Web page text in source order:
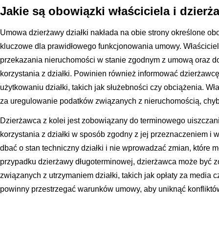
Jakie są obowiązki właściciela i
Umowa dzierżawy działki nakłada na obie strony określone
kluczowe dla prawidłowego funkcjonowania umowy.
przekazania nieruchomości w stanie zgodnym z umową oraz
korzystania z działki. Powinien również informować
użytkowaniu działki, takich jak służebności czy obciążenia.
za uregulowanie podatków związanych z nieruchomością,
Dzierżawca z kolei jest zobowiązany do terminowego
korzystania z działki w sposób zgodny z jej przeznaczeniem i
dbać o stan techniczny działki i nie wprowadzać zmian, które
przypadku dzierżawy długoterminowej, dzierżawca może być
związanych z utrzymaniem działki, takich jak opłaty za media
powinny przestrzegać warunków umowy, aby uniknąć